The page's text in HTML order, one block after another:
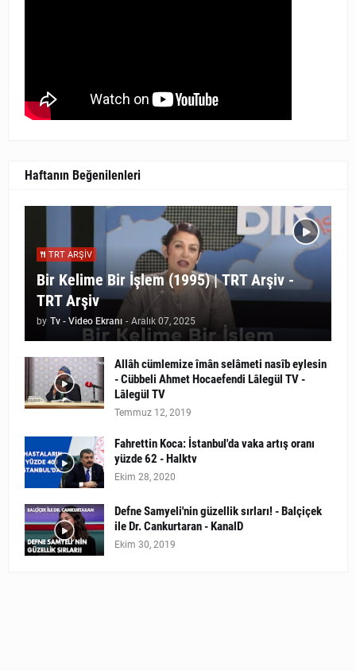
Haftanın Beğenilenleri
TRT ARŞIV
Bir Kelime Bir İşlem (1995) | TRT Arşiv -
TRT Arşiv
by Tv - Video Ekranı - Aralık 07, 2025
Allâh cümlemize îmân selâmeti nasîb eylesin
- Cübbeli Ahmet Hocaefendi Lâlegül TV -
Lâlegül TV
Temmuz 12, 2019
Fahrettin Koca: İstanbul'da vaka artış oranı
yüzde 62 - Halktv
Ekim 28, 2020
Defne Samyeli'nin güzellik sırları! - Balçiçek
ile Dr. Cankurtaran - KanalD
Ekim 30, 2019